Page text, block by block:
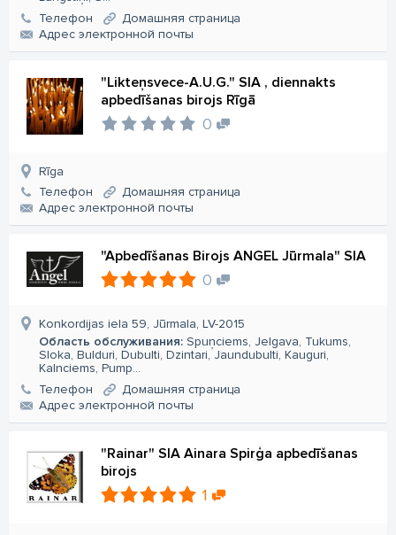
Телефон
Домашняя страница
Aдрес электронной почты
"Likteņsvece-A.U.G." SIA , diennakts
apbedīšanas birojs Rīgā
0
Rīga
Телефон
Домашняя страница
Aдрес электронной почты
"Apbedīšanas Birojs ANGEL Jūrmala" SIA
0
Konkordijas iela 59, Jūrmala, LV-2015
Область обслуживания: Spuņciems, Jelgava, Tukums,
Sloka, Bulduri, Dubulti, Dzintari, Jaundubulti, Kauguri,
Kalnciems, Pump...
Телефон
Домашняя страница
Aдрес электронной почты
"Rainar" SIA Ainara Spirģa apbedīšanas
birojs
1